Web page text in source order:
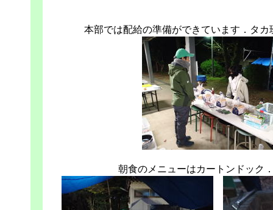
本部では配給の準備ができています．タ
朝食のメニューはカートンドック